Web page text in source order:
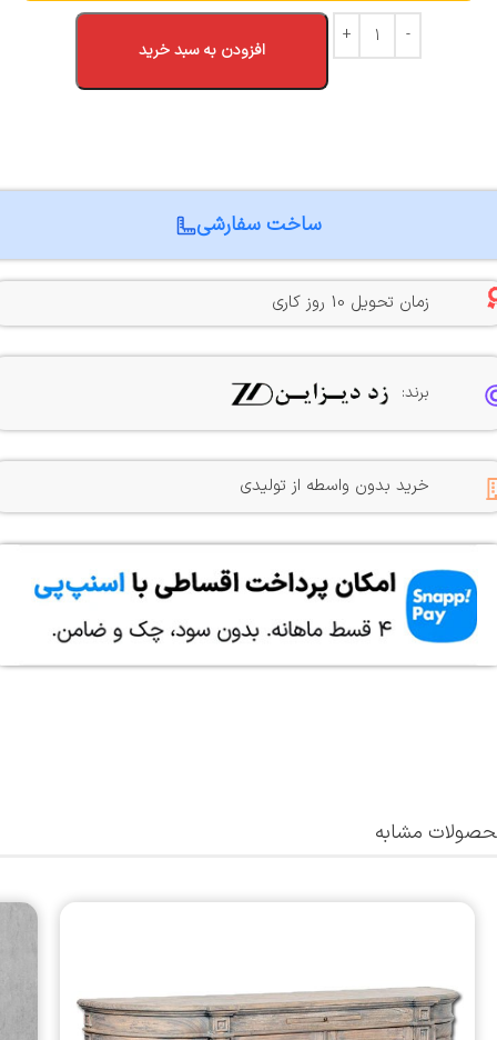
افزودن به سبد خرید
ساخت سفارشی
زمان تحویل 10 روز کاری
برند:
خرید بدون واسطه از تولیدی
مشابه